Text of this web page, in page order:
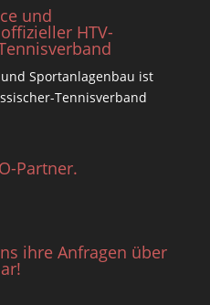
und
HTV-
Partner.
ihre Anfragen über